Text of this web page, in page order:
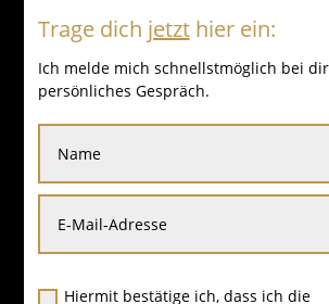
Trage dich jetzthier ein:
Ich melde mich schnellstmöglich bei
persönliches Gespräch.
Hiermit bestätige ich, dass ich die